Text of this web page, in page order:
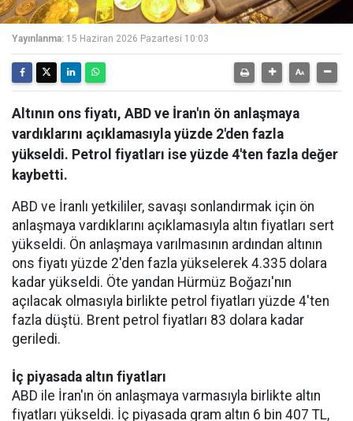
Yayınlanma: 15 Haziran 2026 Pazartesi 10:03
Altının ons fiyatı, ABD ve İran'ın ön anlaşmaya
vardıklarını açıklamasıyla yüzde 2'den fazla
yükseldi. Petrol fiyatları ise yüzde 4'ten fazla değer
kaybetti.
ABD ve İranlı yetkililer, savaşı sonlandırmak için ön
anlaşmaya vardıklarını açıklamasıyla altın fiyatları sert
yükseldi. Ön anlaşmaya varılmasının ardından altının
ons fiyatı yüzde 2'den fazla yükselerek 4.335 dolara
kadar yükseldi. Öte yandan Hürmüz Boğazı'nın
açılacak olmasıyla birlikte petrol fiyatları yüzde 4'ten
fazla düştü. Brent petrol fiyatları 83 dolara kadar
geriledi.
İç piyasada altın fiyatları
ABD ile İran'ın ön anlaşmaya varmasıyla birlikte altın
fiyatları yükseldi. İç piyasada gram altın 6 bin 407 TL,